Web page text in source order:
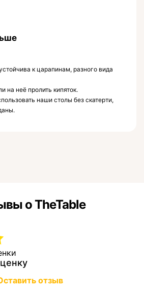
к царапинам, разного вида
на неё пролить кипяток.
наши столы без скатерти,
о TheTable
отзыв